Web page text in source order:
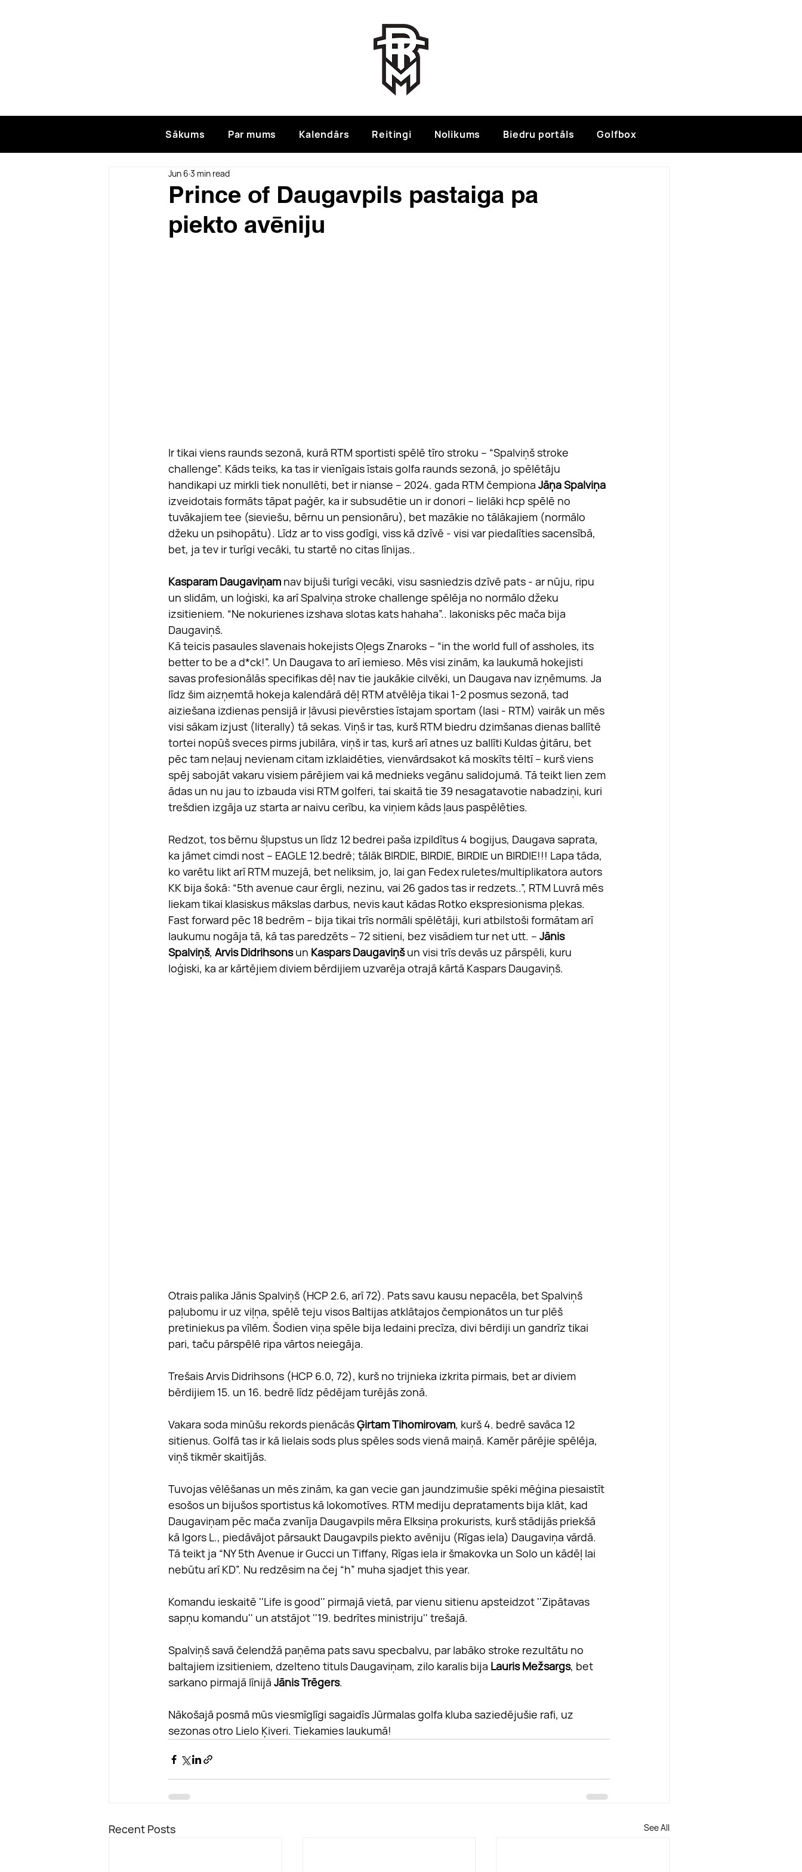
Sākums Par mums Kalendārs Reitingi Nolikums Biedru portāls Golfbox
Prince of Daugavpils pastaiga pa
piekto avēniju
Jun 6 3 min read
Ir tikai viens raunds sezonā, kurā RTM sportisti spēlē tīro stroku – “Spalviņš stroke
challenge”. Kāds teiks, ka tas ir vienīgais īstais golfa raunds sezonā, jo spēlētāju
handikapi uz mirkli tiek nonullēti, bet ir nianse – 2024. gada RTM čempiona Jāņa Spalviņa
izveidotais formāts tāpat paģēr, ka ir subsudētie un ir donori – lielāki hcp spēlē no
tuvākajiem tee (sieviešu, bērnu un pensionāru), bet mazākie no tālākajiem (normālo
džeku un psihopātu). Līdz ar to viss godīgi, viss kā dzīvē - visi var piedalīties sacensībā,
bet, ja tev ir turīgi vecāki, tu startē no citas līnijas..
Kasparam Daugaviņam nav bijuši turīgi vecāki, visu sasniedzis dzīvē pats - ar nūju, ripu
un slidām, un loģiski, ka arī Spalviņa stroke challenge spēlēja no normālo džeku
izsitieniem. “Ne nokurienes izshava slotas kats hahaha”.. lakonisks pēc mača bija
Daugaviņš.
Kā teicis pasaules slavenais hokejists Oļegs Znaroks – “in the world full of assholes, its
better to be a d*ck!”. Un Daugava to arī iemieso. Mēs visi zinām, ka laukumā hokejisti
savas profesionālās specifikas dēļ nav tie jaukākie cilvēki, un Daugava nav izņēmums. Ja
līdz šim aizņemtā hokeja kalendārā dēļ RTM atvēlēja tikai 1-2 posmus sezonā, tad
aiziešana izdienas pensijā ir ļāvusi pievērsties īstajam sportam (lasi - RTM) vairāk un mēs
visi sākam izjust (literally) tā sekas. Viņš ir tas, kurš RTM biedru dzimšanas dienas ballītē
tortei nopūš sveces pirms jubilāra, viņš ir tas, kurš arī atnes uz ballīti Kuldas ģitāru, bet
pēc tam neļauj nevienam citam izklaidēties, vienvārdsakot kā moskīts tēltī – kurš viens
spēj sabojāt vakaru visiem pārējiem vai kā mednieks vegānu salidojumā. Tā teikt lien zem
ādas un nu jau to izbauda visi RTM golferi, tai skaitā tie 39 nesagatavotie nabadziņi, kuri
trešdien izgāja uz starta ar naivu cerību, ka viņiem kāds ļaus paspēlēties.
Redzot, tos bērnu šļupstus un līdz 12 bedrei paša izpildītus 4 bogijus, Daugava saprata,
ka jāmet cimdi nost – EAGLE 12.bedrē; tālāk BIRDIE, BIRDIE, BIRDIE un BIRDIE!!! Lapa tāda,
ko varētu likt arī RTM muzejā, bet neliksim, jo, lai gan Fedex ruletes/multiplikatora autors
KK bija šokā: “5th avenue caur ērgli, nezinu, vai 26 gados tas ir redzets..”, RTM Luvrā mēs
liekam tikai klasiskus mākslas darbus, nevis kaut kādas Rotko ekspresionisma pļekas.
Fast forward pēc 18 bedrēm – bija tikai trīs normāli spēlētāji, kuri atbilstoši formātam arī
laukumu nogāja tā, kā tas paredzēts – 72 sitieni, bez visādiem tur net utt. – Jānis
Spalviņš, Arvis Didrihsons un Kaspars Daugaviņš un visi trīs devās uz pārspēli, kuru
loģiski, ka ar kārtējiem diviem bērdijiem uzvarēja otrajā kārtā Kaspars Daugaviņš.
Otrais palika Jānis Spalviņš (HCP 2.6, arī 72). Pats savu kausu nepacēla, bet Spalviņš
paļubomu ir uz viļņa, spēlē teju visos Baltijas atklātajos čempionātos un tur plēš
pretiniekus pa vīlēm. Šodien viņa spēle bija ledaini precīza, divi bērdiji un gandrīz tikai
pari, taču pārspēlē ripa vārtos neiegāja.
Trešais Arvis Didrihsons (HCP 6.0, 72), kurš no trijnieka izkrita pirmais, bet ar diviem
bērdijiem 15. un 16. bedrē līdz pēdējam turējās zonā.
Vakara soda minūšu rekords pienācās Ģirtam Tihomirovam, kurš 4. bedrē savāca 12
sitienus. Golfā tas ir kā lielais sods plus spēles sods vienā maiņā. Kamēr pārējie spēlēja,
viņš tikmēr skaitījās.
Tuvojas vēlēšanas un mēs zinām, ka gan vecie gan jaundzimušie spēki mēģina piesaistīt
esošos un bijušos sportistus kā lokomotīves. RTM mediju deprataments bija klāt, kad
Daugaviņam pēc mača zvanīja Daugavpils mēra Elksiņa prokurists, kurš stādijās priekšā
kā Igors L., piedāvājot pārsaukt Daugavpils piekto avēniju (Rīgas iela) Daugaviņa vārdā.
Tā teikt ja “NY 5th Avenue ir Gucci un Tiffany, Rīgas iela ir šmakovka un Solo un kādēļ lai
nebūtu arī KD”. Nu redzēsim na čej “h” muha sjadjet this year.
Komandu ieskaitē ''Life is good'' pirmajā vietā, par vienu sitienu apsteidzot ''Zipātavas
sapņu komandu'' un atstājot ''19. bedrītes ministriju'' trešajā.
Spalviņš savā čelendžā paņēma pats savu specbalvu, par labāko stroke rezultātu no
baltajiem izsitieniem, dzelteno tituls Daugaviņam, zilo karalis bija Lauris Mežsargs, bet
sarkano pirmajā līnijā Jānis Trēgers.
Nākošajā posmā mūs viesmīglīgi sagaidīs Jūrmalas golfa kluba saziedējušie rafi, uz
sezonas otro Lielo Ķiveri. Tiekamies laukumā!
Recent Posts See All